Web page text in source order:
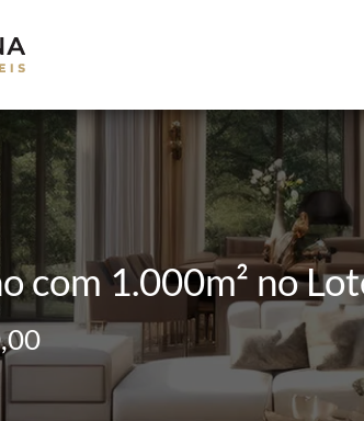
com 1.000m² no